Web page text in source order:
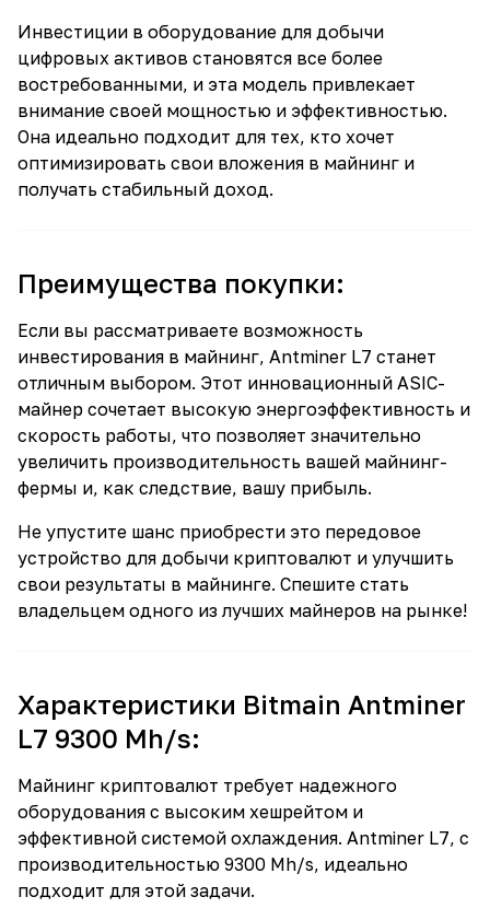
Инвестиции в оборудование для добычи
цифровых активов становятся все более
востребованными, и эта модель привлекает
внимание своей мощностью и эффективностью.
Она идеально подходит для тех, кто хочет
оптимизировать свои вложения в майнинг и
получать стабильный доход.
Преимущества покупки:
Если вы рассматриваете возможность
инвестирования в майнинг, Antminer L7 станет
отличным выбором. Этот инновационный ASIC-
майнер сочетает высокую энергоэффективность и
скорость работы, что позволяет значительно
увеличить производительность вашей майнинг-
фермы и, как следствие, вашу прибыль.
Не упустите шанс приобрести это передовое
устройство для добычи криптовалют и улучшить
свои результаты в майнинге. Спешите стать
владельцем одного из лучших майнеров на рынке!
Характеристики Bitmain Antminer
L7 9300 Mh/s:
Майнинг криптовалют требует надежного
оборудования с высоким хешрейтом и
эффективной системой охлаждения. Antminer L7, с
производительностью 9300 Mh/s, идеально
подходит для этой задачи.